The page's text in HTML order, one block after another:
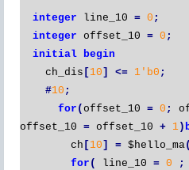
integer line_10 = 0 ;
integer offset_10 = 0 ;
initial
begin
ch_dis [ 10 ] <= 1'b0 ;
#10 ;
for ( offset_10 = 0 ;
offset_10 = offset_10 + 1)
ch [ 10 ] = $hello_ma(
for ( line_10 = 0 ;